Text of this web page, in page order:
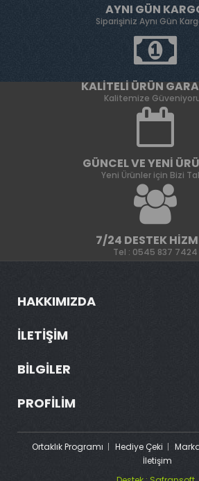
AYNI GÜN
Siparişiniz Aynı Gün
KALITELI ÜRÜN
Kalitemize
GÜNCEL VE YENI
Yeni Ürünler için Bizi
7/24 DESTEK
Tel : 0545 837 7424
HAKKIMIZDA
İLETIŞIM
BILGILER
PROFILIM
Ortaklık Programı Hediye Çeki
İletişim